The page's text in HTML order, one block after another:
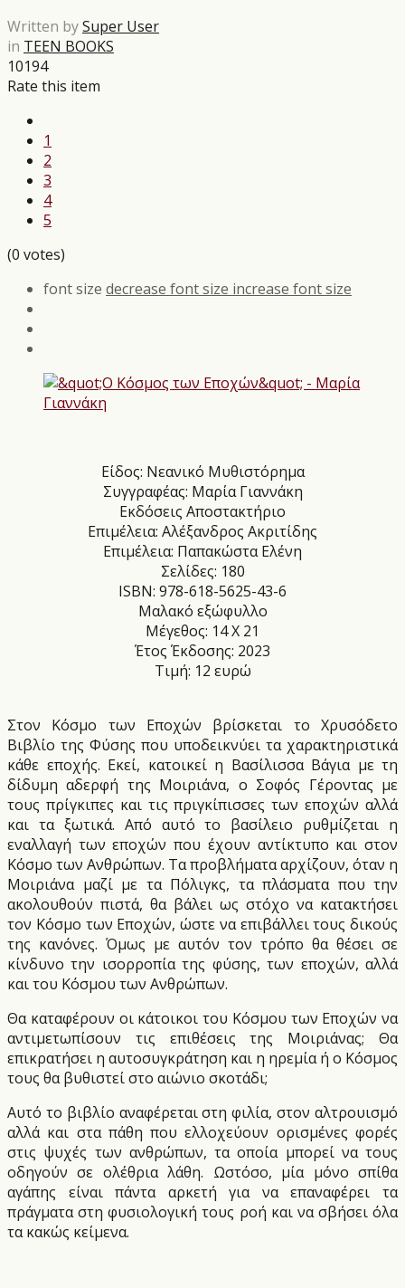
Written bySuper User
in TEEN BOOKS
10194
Rate this item
1
2
3
4
5
(0 votes)
font size decrease font size increase font size
Είδος: Νεανικό Μυθιστόρημα
Συγγραφέας: Μαρία Γιαννάκη
Εκδόσεις Αποστακτήριο
Επιμέλεια: Αλέξανδρος Ακριτίδης
Επιμέλεια: Παπακώστα Ελένη
Σελίδες: 180
ISBN: 978-618-5625-43-6
Μαλακό εξώφυλλο
Μέγεθος: 14 Χ 21
Έτος Έκδοσης: 2023
Τιμή: 12 ευρώ
Στον Κόσμο των Εποχών βρίσκεται το Χρυσόδετο
Βιβλίο της Φύσης που υποδεικνύει τα χαρακτηριστικά
κάθε εποχής. Εκεί, κατοικεί η Βασίλισσα Βάγια με τη
δίδυμη αδερφή της Μοιριάνα, ο Σοφός Γέροντας με
τους πρίγκιπες και τις πριγκίπισσες των εποχών αλλά
και τα ξωτικά. Από αυτό το βασίλειο ρυθμίζεται η
εναλλαγή των εποχών που έχουν αντίκτυπο και στον
Κόσμο των Ανθρώπων. Τα προβλήματα αρχίζουν, όταν η
Μοιριάνα μαζί με τα Πόλιγκς, τα πλάσματα που την
ακολουθούν πιστά, θα βάλει ως στόχο να κατακτήσει
τον Κόσμο των Εποχών, ώστε να επιβάλλει τους δικούς
της κανόνες. Όμως με αυτόν τον τρόπο θα θέσει σε
κίνδυνο την ισορροπία της φύσης, των εποχών, αλλά
και του Κόσμου των Ανθρώπων.
Θα καταφέρουν οι κάτοικοι του Κόσμου των Εποχών να
αντιμετωπίσουν τις επιθέσεις της Μοιριάνας; Θα
επικρατήσει η αυτοσυγκράτηση και η ηρεμία ή ο Κόσμος
τους θα βυθιστεί στο αιώνιο σκοτάδι;
Αυτό το βιβλίο αναφέρεται στη φιλία, στον αλτρουισμό
αλλά και στα πάθη που ελλοχεύουν ορισμένες φορές
στις ψυχές των ανθρώπων, τα οποία μπορεί να τους
οδηγούν σε ολέθρια λάθη. Ωστόσο, μία μόνο σπίθα
αγάπης είναι πάντα αρκετή για να επαναφέρει τα
πράγματα στη φυσιολογική τους ροή και να σβήσει όλα
τα κακώς κείμενα.